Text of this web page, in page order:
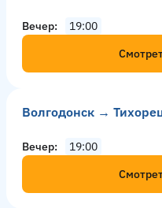
Вечер
19:00
Волгодонск →
Вечер
19:00